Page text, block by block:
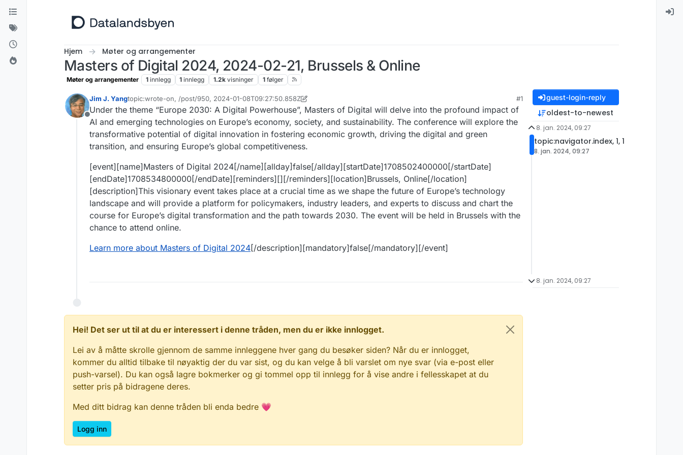
Hopp til innhold
Hjem Møter og arrangementer
Masters of Digital 2024, 2024-02-21, Brussels & Online
Møter og arrangementer 1 innlegg 1 innlegg 1.2k visninger 1 følger
Frakoblet
Jim J. Yangtopic:wrote-on, /post/950, 2024-01-08T09:27:50.858Z
Sist endret av Jim J. Yang1. aug. 2024, 09:56
#1
Under the theme “Europe 2030: A Digital Powerhouse”, Masters of Digital will delve into the profound impact of
AI and emerging technologies on Europe’s economy, society, and sustainability. The conference will explore the
transformative potential of digital innovation in fostering economic growth, driving the digital and green
transition, and ensuring Europe’s global competitiveness.
[event][name]Masters of Digital 2024[/name][allday]false[/allday][startDate]1708502400000[/startDate]
[endDate]1708534800000[/endDate][reminders][][/reminders][location]Brussels, Online[/location]
[description]This visionary event takes place at a crucial time as we shape the future of Europe’s technology
landscape and will provide a platform for policymakers, industry leaders, and experts to discuss and chart the
course for Europe’s digital transformation and the path towards 2030. The event will be held in Brussels with the
chance to attend online.
Learn more about Masters of Digital 2024[/description][mandatory]false[/mandatory][/event]
Hei! Det ser ut til at du er interessert i denne tråden, men du er ikke innlogget.
Lei av å måtte skrolle gjennom de samme innleggene hver gang du besøker siden? Når du er innlogget,
kommer du alltid tilbake til nøyaktig der du var sist, og du kan velge å bli varslet om nye svar (via e-post eller
push-varsel). Du kan også lagre bokmerker og gi tommel opp til innlegg for å vise andre i fellesskapet at du
setter pris på bidragene deres.
Med ditt bidrag kan denne tråden bli enda bedre 💗
Logg inn
guest-login-reply
oldest-to-newest
8. jan. 2024, 09:27
topic:navigator.index, 1, 1
8. jan. 2024, 09:27
8. jan. 2024, 09:27